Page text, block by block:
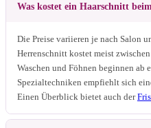
Was kostet ein Haarschnitt
Die Preise variieren je nach Salon
Herrenschnitt kostet meist
Waschen und Föhnen beginnen ab
Spezialtechniken empfiehlt sich
Einen Überblick bietet auch der